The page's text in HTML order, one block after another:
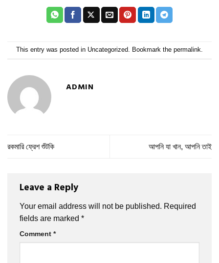
This entry was posted in Uncategorized . Bookmark the permalink
ADMIN
রকমারি ফ্রেশ শুঁটকি আপনি যা খান, আপনি তাই
Leave a Reply
Your email address will not be published. Required
fields are marked *
Comment *